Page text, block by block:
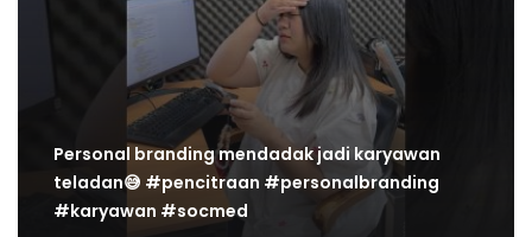
Personal branding mendadak jadi karyawan
teladan😅 #pencitraan #personalbranding
#karyawan #socmed